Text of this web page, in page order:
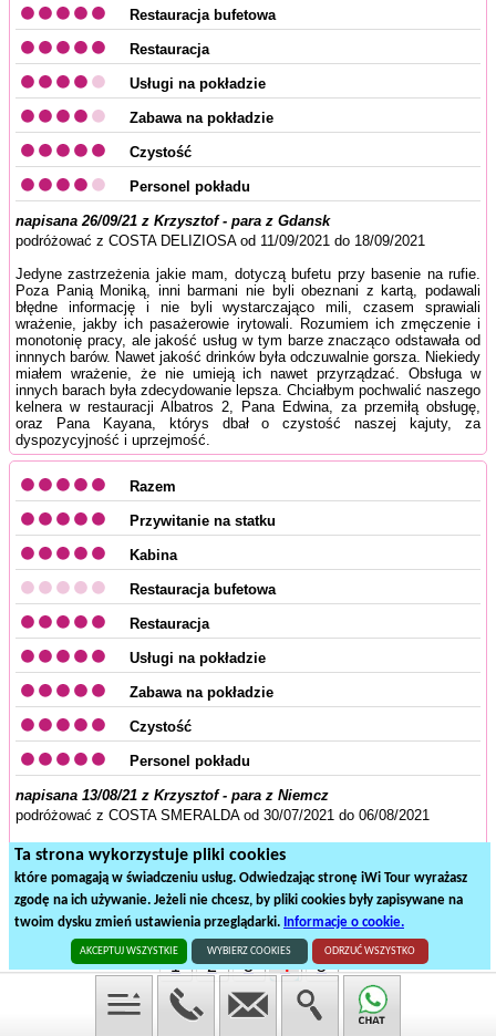
Ta strona wykorzystuje pliki cookies
które pomagają w świadczeniu usług. Odwiedzając stronę iWi Tour wyrażasz
zgodę na ich używanie. Jeżeli nie chcesz, by pliki cookies były zapisywane na
twoim dysku zmień ustawienia przeglądarki. Informacje o cookie.
AKCEPTUJ WSZYSTKIE WYBIERZ COOKIES ODRZUĆ WSZYSTKO
Restauracja bufetowa
Restauracja
Usługi na pokładzie
Zabawa na pokładzie
Czystość
Personel pokładu
napisana 26/09/21 z Krzysztof - para z Gdansk
podróżować z COSTA DELIZIOSA od 11/09/2021 do 18/09/2021
Jedyne zastrzeżenia jakie mam, dotyczą bufetu przy basenie na rufie.
Poza Panią Moniką, inni barmani nie byli obeznani z kartą, podawali
błędne informację i nie byli wystarczająco mili, czasem sprawiali
wrażenie, jakby ich pasażerowie irytowali. Rozumiem ich zmęczenie i
monotonię pracy, ale jakość usług w tym barze znacząco odstawała od
innnych barów. Nawet jakość drinków była odczuwalnie gorsza. Niekiedy
miałem wrażenie, że nie umieją ich nawet przyrządzać. Obsługa w
innych barach była zdecydowanie lepsza. Chciałbym pochwalić naszego
kelnera w restauracji Albatros 2, Pana Edwina, za przemiłą obsługę,
oraz Pana Kayana, którys dbał o czystość naszej kajuty, za
dyspozycyjność i uprzejmość.
Razem
Przywitanie na statku
Kabina
Restauracja bufetowa
Restauracja
Usługi na pokładzie
Zabawa na pokładzie
Czystość
Personel pokładu
napisana 13/08/21 z Krzysztof - para z Niemcz
podróżować z COSTA SMERALDA od 30/07/2021 do 06/08/2021
Statek jest nieprawdopodobnie wyposażony i zaaranżowany. Nie
sądziłem, że będę tak zadowolony z rejsu!
recenzje na5stronach
1
2 3 4 5